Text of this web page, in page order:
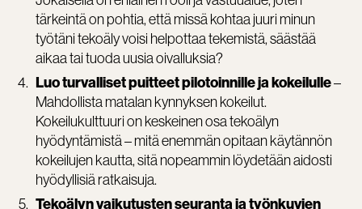
tärkeintä on pohtia, että missä kohtaa juuri minun
työtäni tekoäly voisi helpottaa tekemistä, säästää
aikaa tai tuoda uusia oivalluksia?
Luo turvalliset puitteet pilotoinnille ja kokeilulle–
Mahdollista matalan kynnyksen kokeilut.
Kokeilukulttuuri on keskeinen osa tekoälyn
hyödyntämistä – mitä enemmän opitaan käytännön
kokeilujen kautta, sitä nopeammin löydetään aidosti
hyödyllisiä ratkaisuja.
Tekoälyn vaikutusten seuranta ja työnkuvien